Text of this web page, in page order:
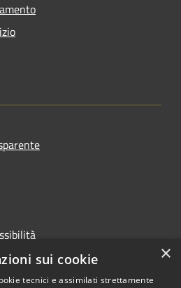
×
sui cookie
tecnici e assimilati strettamente